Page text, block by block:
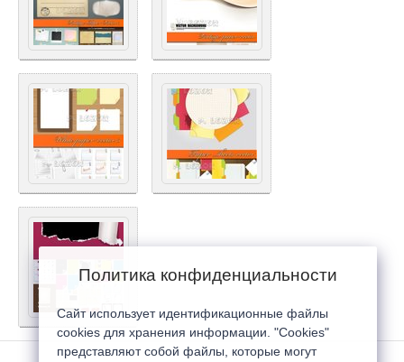
Политика конфиденциальности
Сайт использует идентификационные файлы
cookies для хранения информации. "Cookies"
представляют собой файлы, которые могут